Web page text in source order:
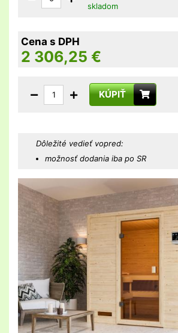
skladom
Cena s DPH
2 306,25 €
KÚPIŤ
Dôležité vedieť vopred:
možnosť dodania iba po SR